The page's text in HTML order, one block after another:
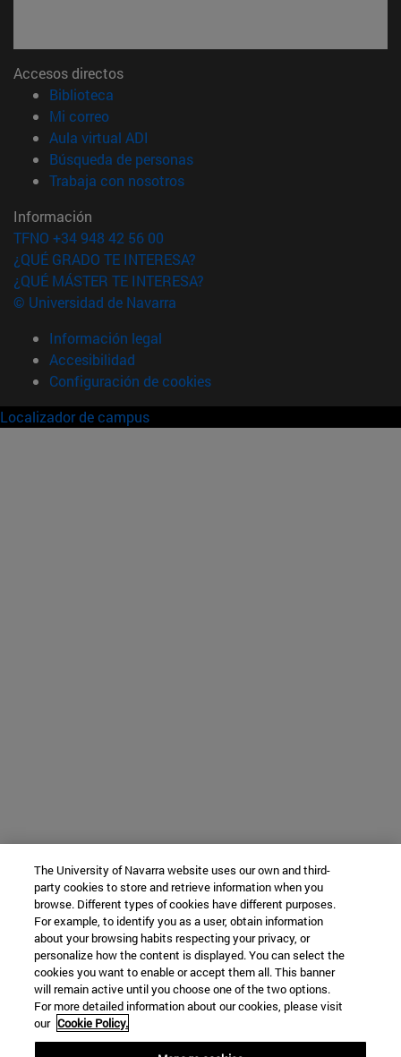
Accesos directos
Biblioteca
Mi correo(abre en nueva ventana)
Aula virtual ADI
Búsqueda de personas(abre en nueva ventana)
Trabaja con nosotros(abre en nueva ventana)
Información
TFNO +34 948 42 56 00
¿QUÉ GRADO TE INTERESA?
¿QUÉ MÁSTER TE INTERESA?
© Universidad de Navarra
Información legal
Accesibilidad
Configuración de cookies
Localizador de campus
The University of Navarra website uses our own and third-
party cookies to store and retrieve information when you
browse. Different types of cookies have different purposes.
For example, to identify you as a user, obtain information
about your browsing habits respecting your privacy, or
personalize how the content is displayed. You can select the
cookies you want to enable or accept them all. This banner
will remain active until you choose one of the two options.
For more detailed information about our cookies, please visit
our Cookie Policy.